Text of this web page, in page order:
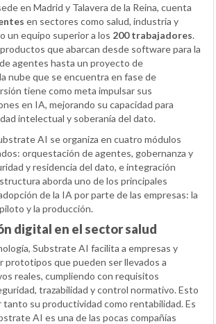
en Madrid y Talavera de la Reina, cuenta
en sectores como salud, industria y
un equipo superior a los 200 trabajadores.
que abarcan desde software para la
agentes hasta un proyecto de
nube que se encuentra en fase de
tiene como meta impulsar sus
en IA, mejorando su capacidad para
intelectual y soberanía del dato.
AI se organiza en cuatro módulos
orquestación de agentes, gobernanza y
y residencia del dato, e integración
aborda uno de los principales
de la IA por parte de las empresas: la
y la producción.
digital en el sector salud
Substrate AI facilita a empresas y
prototipos que pueden ser llevados a
reales, cumpliendo con requisitos
trazabilidad y control normativo. Esto
tanto su productividad como rentabilidad. Es
AI es una de las pocas compañías